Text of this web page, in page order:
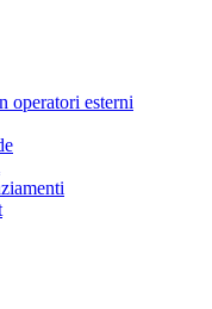
operatori esterni